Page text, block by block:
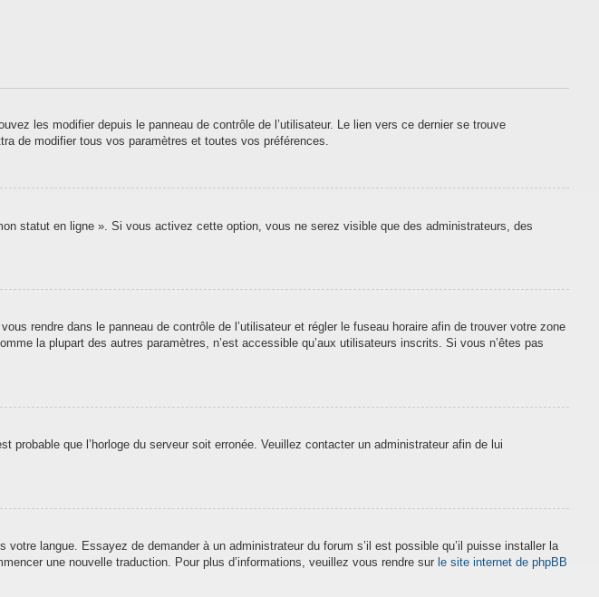
les modifier depuis le panneau de contrôle de l’utilisateur. Le lien vers ce dernier se trouve
de modifier tous vos paramètres et toutes vos préférences.
statut en ligne ». Si vous activez cette option, vous ne serez visible que des administrateurs, des
rendre dans le panneau de contrôle de l’utilisateur et régler le fuseau horaire afin de trouver votre zone
la plupart des autres paramètres, n’est accessible qu’aux utilisateurs inscrits. Si vous n’êtes pas
probable que l’horloge du serveur soit erronée. Veuillez contacter un administrateur afin de lui
langue. Essayez de demander à un administrateur du forum s’il est possible qu’il puisse installer la
une nouvelle traduction. Pour plus d’informations, veuillez vous rendre sur le site internet de phpBB